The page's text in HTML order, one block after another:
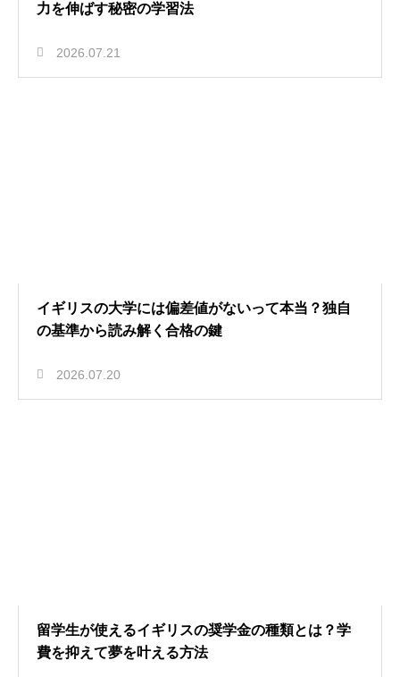
力を伸ばす秘密の学習法
2026.07.21
イギリスの大学には偏差値がないって本当？独自
の基準から読み解く合格の鍵
2026.07.20
留学生が使えるイギリスの奨学金の種類とは？学
費を抑えて夢を叶える方法